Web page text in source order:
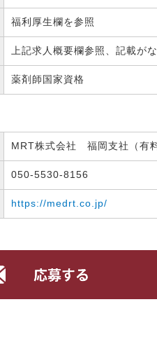
福利厚生欄を参照
上記求人概要欄参照、記載が
薬剤師国家資格
MRT株式会社 福岡支社（有
050-5530-8156
https://medrt.co.jp/